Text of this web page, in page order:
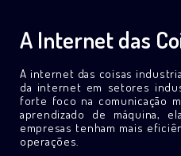
A Internet das
A internet das coisas
da internet em setores
forte foco na comunicação
aprendizado de máquina,
empresas tenham mais
operações.